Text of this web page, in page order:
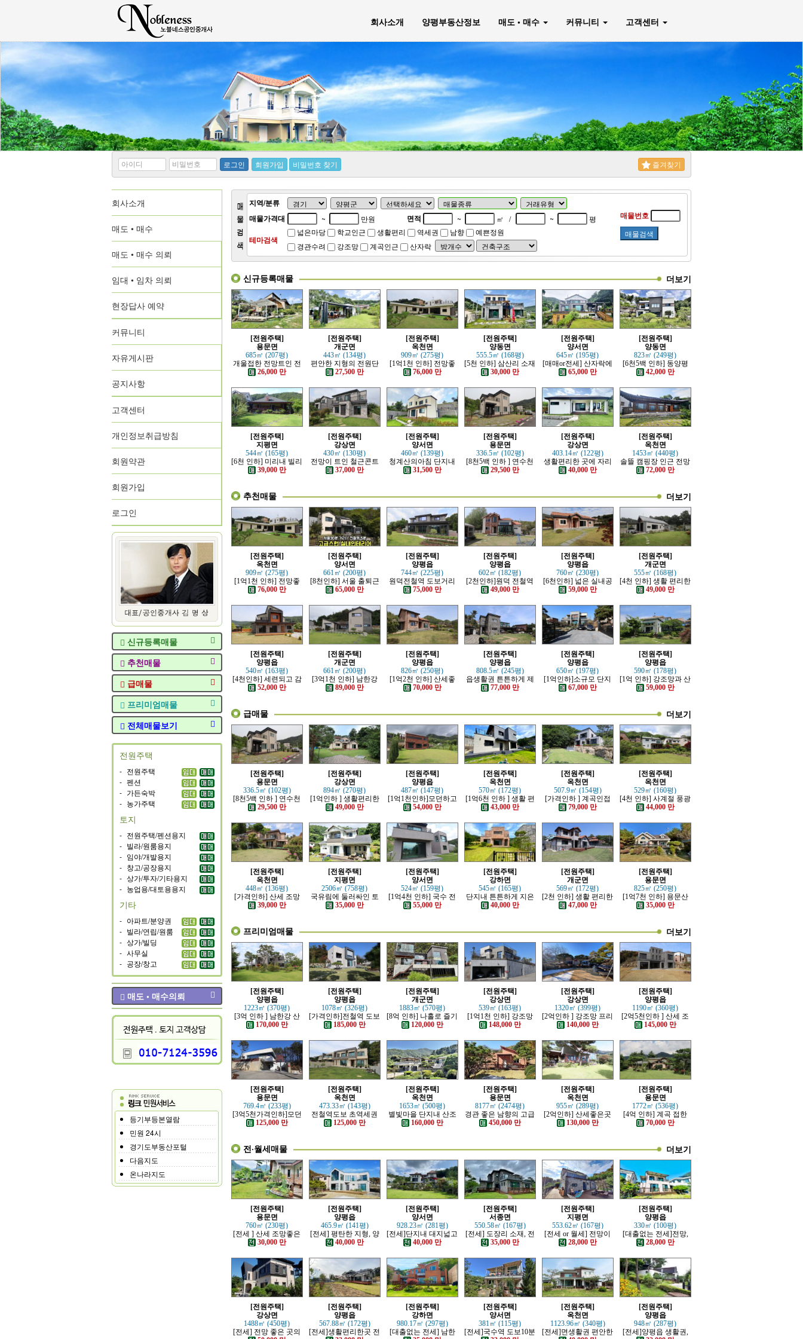
회사소개 양평부동산정보 매도 • 매수 커뮤니티 고객센터
*
아
디
*
비
번
로그인 회원가입 비밀번호 찾기 즐겨찾기
회사소개
매도 • 매수
매도 • 매수 의뢰
임대 • 임차 의뢰
현장답사 예약
커뮤니티
자유게시판
공지사항
고객센터
개인정보취급방침
회원약관
회원가입
로그인
신규등록매물
추천매물
급매물
프리미엄매물
전체매물보기
전원주택
- 전원주택
- 펜션
- 가든숙박
- 농가주택
토지
- 전원주택/펜션용지
- 빌라/원룸용지
- 임야/개발용지
- 창고/공장용지
- 상가/투자/기타용지
- 농업용/대토용용지
기타
- 아파트/분양권
- 빌라/연립/원룸
- 상가/빌딩
- 사무실
- 공장/창고
매도 • 매수의뢰
등기부등본열람
민원 24시
경기도부동산포털
다음지도
온나라지도
지역/분류
매물번호
매물검색
매물가격대 ~ 만원 면적 ~ ㎡ / ~ 평
테마검색
넓은마당 학교인근 생활편리 역세권 남향
예쁜정원
경관수려
강조망 계곡인근 산자락
신규등록매물 더보기
[전원주택]
용문면
685㎡ (207평)
개울접한 전망트인 전
원주택
26,000 만
[전원주택]
개군면
443㎡ (134평)
편안한 지형의 전원단
지 내의 주택
27,500 만
[전원주택]
옥천면
909㎡ (275평)
[1억1천 인하] 전망좋
고 력셔리한 단층 철콘
전원주택
76,000 만
[전원주택]
양동면
555.5㎡ (168평)
[5천 인하] 삼산리 소재
튼튼한 철콘 전원주택
30,000 만
[전원주택]
양서면
645㎡ (195평)
[매매or전세] 산자락에
자리한 전망트인 전원
65,000 만
[전원주택]
양동면
823㎡ (249평)
[6천5백 인하] 동양평
IC, 양동역 가까운 전원
42,000 만
[전원주택]
지평면
544㎡ (165평)
[6천 인하] 미리내 빌리
지에 위치한 전원주택
39,000 만
[전원주택]
강상면
430㎡ (130평)
전망이 트인 철근콘트
리트 신축 주택
37,000 만
[전원주택]
양서면
460㎡ (139평)
청계산의아침 단지내
아담한 근생 주택
31,500 만
[전원주택]
용문면
336.5㎡ (102평)
[8천5백 인하 ] 연수천
가까운 튼튼하게 잘지
은 전원주택
29,500 만
[전원주택]
강상면
403.14㎡ (122평)
생활편리한 곳에 자리
한 단층 전원주택
40,000 만
[전원주택]
옥천면
1453㎡ (440평)
솔뜰 캠핑장 인근 전망
트인 통나무 근생주택
72,000 만
추천매물 더보기
[전원주택]
옥천면
909㎡ (275평)
[1억1천 인하] 전망좋
고 력셔리한 단층 철콘
전원주택
76,000 만
[전원주택]
양서면
661㎡ (200평)
[8천인하] 서울 출퇴근
가능한 잘 지은 고급 전
65,000 만
[전원주택]
양평읍
744㎡ (225평)
원덕전철역 도보거리
추읍산 조망좋은 신축
전원주택
75,000 만
[전원주택]
양평읍
602㎡ (182평)
[2천인하]원덕 전철역
인근 전망 트인 예쁜전
49,000 만
[전원주택]
양평읍
760㎡ (230평)
[6천인하] 넓은 실내공
간 좋은 단층 근생주택
59,000 만
[전원주택]
개군면
555㎡ (168평)
[4천 인하] 생활 편리한
단지내 인테리어 예쁜
전원주택
49,000 만
[전원주택]
양평읍
540㎡ (163평)
[4천인하] 세련되고 감
각적인 모던한 전원주
52,000 만
[전원주택]
개군면
661㎡ (200평)
[3억1천 인하] 남한강
조망 좋은 모던한 고급
전원주택
89,000 만
[전원주택]
양평읍
826㎡ (250평)
[1억2천 인하] 산세좋
고 읍생활 편리한 남향
의 전원주택
70,000 만
[전원주택]
양평읍
808.5㎡ (245평)
읍생활권 튼튼하게 제
대로 잘지은 전원주택
77,000 만
[전원주택]
양평읍
650㎡ (197평)
[1억인하]소규모 단지
내 제대로 잘지은 전원
67,000 만
[전원주택]
양평읍
590㎡ (178평)
[1억 인하] 강조망과 산
세 조망 좋은 고급 전원
59,000 만
급매물 더보기
[전원주택]
용문면
336.5㎡ (102평)
[8천5백 인하 ] 연수천
가까운 튼튼하게 잘지
은 전원주택
29,500 만
[전원주택]
강상면
894㎡ (270평)
[1억인하 ] 생활편리한
정남향의 관리 잘된 전
49,000 만
[전원주택]
양평읍
487㎡ (147평)
[1억1천인하]모던하고
심플한 신축전원주택
54,000 만
[전원주택]
옥천면
570㎡ (172평)
[1억6천 인하 ] 생활 편
리하고 전망 좋은 근생
43,000 만
[전원주택]
옥천면
507.9㎡ (154평)
[가격인하 ] 계곡인접
산세 조망 좋은 남향의
전원주택
79,000 만
[전원주택]
옥천면
529㎡ (160평)
[4천 인하] 사계절 풍광
좋고 전망이 트인 전원
44,000 만
[전원주택]
옥천면
448㎡ (136평)
[가격인하] 산세 조망
좋은 남향 전원주택
39,000 만
[전원주택]
지평면
2506㎡ (758평)
국유림에 둘러싸인 토
지 넓은 전원주택
35,000 만
[전원주택]
양서면
524㎡ (159평)
[1억4천 인하] 국수 전
철역 인근 제대로 잘 지
은 신축 전원주택
55,000 만
[전원주택]
강하면
545㎡ (165평)
단지내 튼튼하게 지은
전원주택
40,000 만
[전원주택]
개군면
569㎡ (172평)
[2천 인하] 생활 편리한
단지내 잘 관리된 전원
47,000 만
[전원주택]
용문면
825㎡ (250평)
[1억7천 인하] 용문산
관광단지 초입마을 남
35,000 만
프리미엄매물 더보기
[전원주택]
양평읍
1223㎡ (370평)
[3억 인하 ] 남한강 산
책로 접한 최고급 전원
170,000 만
[전원주택]
양평읍
1078㎡ (326평)
[가격인하]전철역 도보
강조망 되는 고급 전원
185,000 만
[전원주택]
개군면
1883㎡ (570평)
[8억 인하] 나홀로 즐기
는 남한강 조망의 고급
전원주택
120,000 만
[전원주택]
강상면
539㎡ (163평)
[1억1천 인하] 강조망
과 명산이 보이는 호텔
급 전원주택
148,000 만
[전원주택]
강상면
1320㎡ (399평)
[2억인하 ] 강조망 프리
미엄 고급전원주택
140,000 만
[전원주택]
양평읍
1190㎡ (360평)
[2억5천인하 ] 산세 조
망 좋은 럭셔리 고급 전
145,000 만
[전원주택]
용문면
769.4㎡ (233평)
[3억5천가격인하]모던
하고 고급스러운 본채,
별채있는 전원주택
125,000 만
[전원주택]
옥천면
473.33㎡ (143평)
전철역도보 초역세권
강조망 고급전원주택
125,000 만
[전원주택]
옥천면
1653㎡ (500평)
별빛마을 단지내 산조
망 좋은 전원주택
160,000 만
[전원주택]
용문면
8177㎡ (2474평)
경관 좋은 남향의 고급
전원주택
450,000 만
[전원주택]
옥천면
955㎡ (289평)
[2억인하] 산세좋은곳
전망좋은 고급전원주
130,000 만
[전원주택]
용문면
1772㎡ (536평)
[4억 인하] 계곡 접한
터 넓은 전원주택
70,000 만
전·월세매물 더보기
[전원주택]
용문면
760㎡ (230평)
[전세 ] 산세 조망좋은
정원 예쁜, 단층주택
30,000 만
[전원주택]
양평읍
465.9㎡ (141평)
[전세] 평탄한 지형, 양
평시내 차량 접근성 우
수한 전원주택
40,000 만
[전원주택]
양서면
928.23㎡ (281평)
[전세]단지내 대지넓고
전망이트인 전원주택
40,000 만
[전원주택]
서종면
550.58㎡ (167평)
[전세] 도장리 소재, 전
망 좋은 전원마을 철근
콘크리트 주택
35,000 만
[전원주택]
지평면
553.62㎡ (167평)
[전세 or 월세] 전망이
트인 잘지은 근생 전원
28,000 만
[전원주택]
양평읍
330㎡ (100평)
[대출없는 전세]전망,
접근성 좋은 전원주택
28,000 만
[전원주택]
강상면
1488㎡ (450평)
[전세] 전망 좋은 곳의
[전원주택]
양평읍
567.88㎡ (172평)
[전세]생활편리한곳 전
[전원주택]
강하면
980.17㎡ (297평)
[대출없는 전세] 남한
[전원주택]
양서면
381㎡ (115평)
[전세]국수역 도보10분
[전원주택]
옥천면
1123.96㎡ (340평)
[전세]면생활권 편안한
[전원주택]
양평읍
948㎡ (287평)
[전세]양평읍 생활권,